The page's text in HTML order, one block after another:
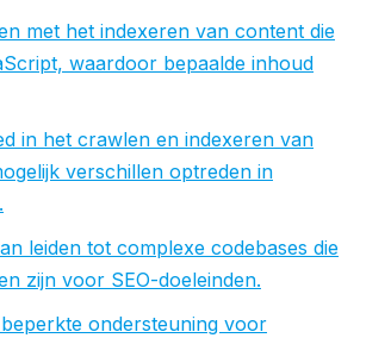
met het indexeren van content die
waardoor bepaalde inhoud
in het crawlen en indexeren van
verschillen optreden in
leiden tot complexe codebases die
zijn voor SEO-doeleinden.
ondersteuning voor